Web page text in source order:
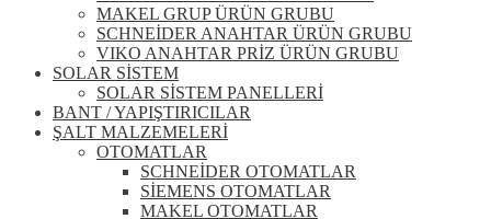
MAKEL GRUP ÜRÜN GRUBU
SCHNEİDER ANAHTAR ÜRÜN GRUBU
VIKO ANAHTAR PRİZ ÜRÜN GRUBU
SOLAR SİSTEM
SOLAR SİSTEM PANELLERİ
BANT / YAPIŞTIRICILAR
ŞALT MALZEMELERİ
OTOMATLAR
SCHNEİDER OTOMATLAR
SİEMENS OTOMATLAR
MAKEL OTOMATLAR